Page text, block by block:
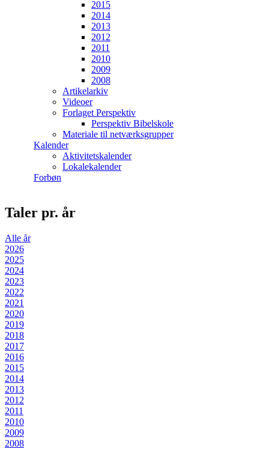
2015
2014
2013
2012
2011
2010
2009
2008
Artikelarkiv
Videoer
Forlaget Perspektiv
Perspektiv Bibelskole
Materiale til netværksgrupper
Kalender
Aktivitetskalender
Lokalekalender
Forbøn
Taler pr. år
Alle år
2026
2025
2024
2023
2022
2021
2020
2019
2018
2017
2016
2015
2014
2013
2012
2011
2010
2009
2008